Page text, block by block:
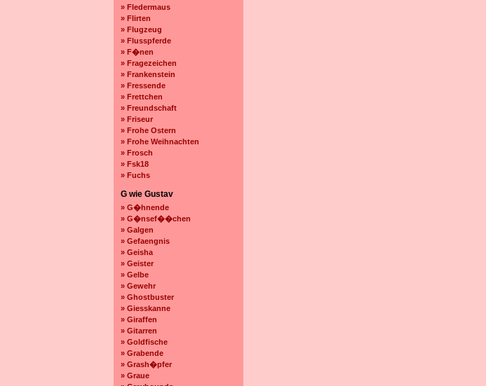
» Fledermaus
» Flirten
» Flugzeug
» Flusspferde
» F�nen
» Fragezeichen
» Frankenstein
» Fressende
» Frettchen
» Freundschaft
» Friseur
» Frohe Ostern
» Frohe Weihnachten
» Frosch
» Fsk18
» Fuchs
G wie Gustav
» G�hnende
» G�nsef��chen
» Galgen
» Gefaengnis
» Geisha
» Geister
» Gelbe
» Gewehr
» Ghostbuster
» Giesskanne
» Giraffen
» Gitarren
» Goldfische
» Grabende
» Grash�pfer
» Graue